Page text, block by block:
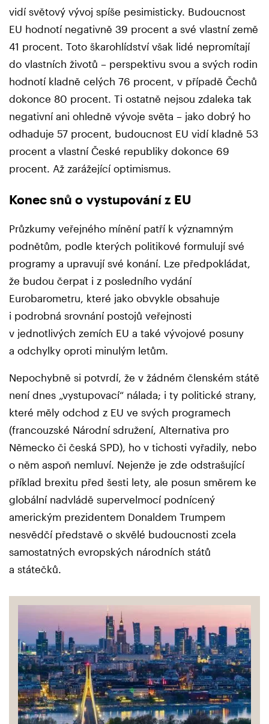
vidí světový vývoj spíše pesimisticky. Budoucnost
EU hodnotí negativně 39 procent a své vlastní země
41 procent. Toto škarohlídství však lidé nepromítají
do vlastních životů – perspektivu svou a svých rodin
hodnotí kladně celých 76 procent, v případě Čechů
dokonce 80 procent. Ti ostatně nejsou zdaleka tak
negativní ani ohledně vývoje světa – jako dobrý ho
odhaduje 57 procent, budoucnost EU vidí kladně 53
procent a vlastní České republiky dokonce 69
procent. Až zarážející optimismus.
Konec snů o vystupování z EU
Průzkumy veřejného mínění patří k významným
podnětům, podle kterých politikové formulují své
programy a upravují své konání. Lze předpokládat,
že budou čerpat i z posledního vydání
Eurobarometru, které jako obvykle obsahuje
i podrobná srovnání postojů veřejnosti
v jednotlivých zemích EU a také vývojové posuny
a odchylky oproti minulým letům.
Nepochybně si potvrdí, že v žádném členském státě
není dnes „vystupovací“ nálada; i ty politické strany,
které měly odchod z EU ve svých programech
(francouzské Národní sdružení, Alternativa pro
Německo či česká SPD), ho v tichosti vyřadily, nebo
o něm aspoň nemluví. Nejenže je zde odstrašující
příklad brexitu před šesti lety, ale posun směrem ke
globální nadvládě supervelmocí podnícený
americkým prezidentem Donaldem Trumpem
nesvědčí představě o skvělé budoucnosti zcela
samostatných evropských národních států
a státečků.